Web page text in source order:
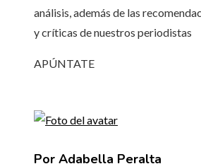
análisis, además de las
y críticas de nuestros periodistas
APÚNTATE
Por Adabella Peralta